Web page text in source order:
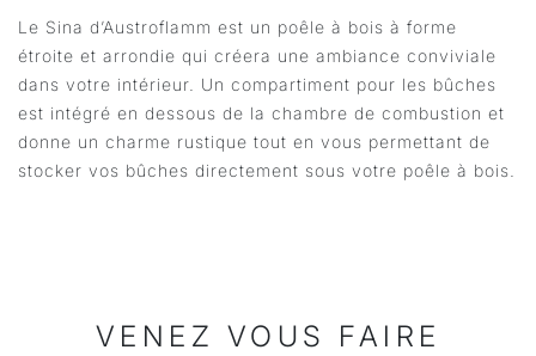
Le Sina d’Austroflamm est un poêle à bois à forme
étroite et arrondie qui créera une ambiance conviviale
dans votre intérieur. Un compartiment pour les bûches
est intégré en dessous de la chambre de combustion et
donne un charme rustique tout en vous permettant de
stocker vos bûches directement sous votre poêle à bois.
VENEZ VOUS FAIRE